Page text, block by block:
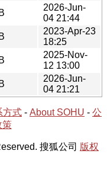
2026-Jun-
04 21:44
2023-Apr-23
18:25
2025-Nov-
12 13:00
2026-Jun-
04 21:21
方式 - About SOHU - 公
策
搜狐公司 版权